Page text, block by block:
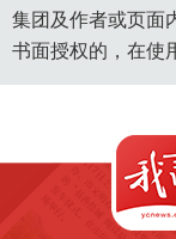
集团及作者或页面
书面授权的，在使